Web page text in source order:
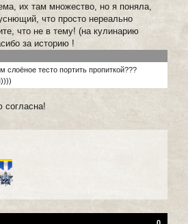
их там множество, но я поняла,
что просто нереально
что не в тему! (на кулинарию
за историю !
слоёное тесто портить пропиткой???
согласна!
0